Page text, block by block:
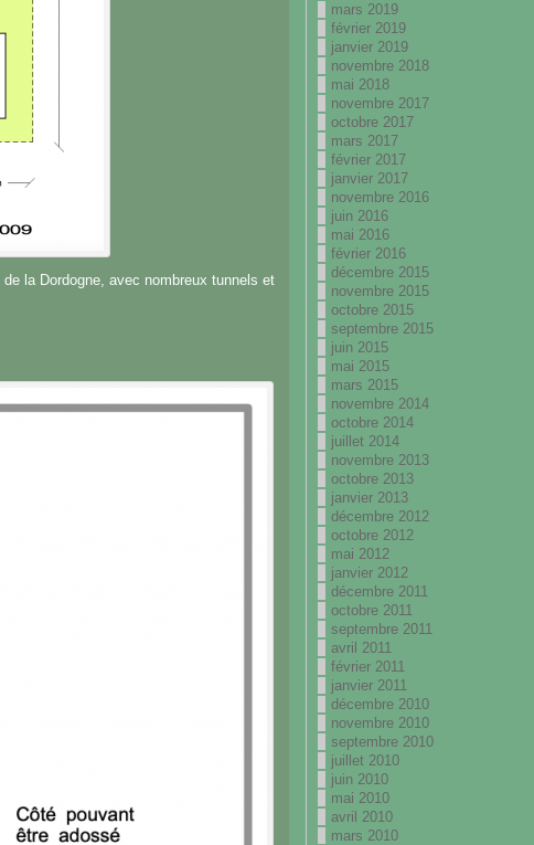
la Dordogne, avec nombreux tunnels et
mars 2019
février 2019
janvier 2019
novembre 2018
mai 2018
novembre 2017
octobre 2017
mars 2017
février 2017
janvier 2017
novembre 2016
juin 2016
mai 2016
février 2016
décembre 2015
novembre 2015
octobre 2015
septembre 2015
juin 2015
mai 2015
mars 2015
novembre 2014
octobre 2014
juillet 2014
novembre 2013
octobre 2013
janvier 2013
décembre 2012
octobre 2012
mai 2012
janvier 2012
décembre 2011
octobre 2011
septembre 2011
avril 2011
février 2011
janvier 2011
décembre 2010
novembre 2010
septembre 2010
juillet 2010
juin 2010
mai 2010
avril 2010
mars 2010